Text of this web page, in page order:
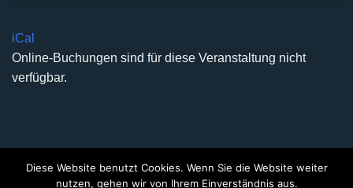
iCal
Online-Buchungen sind für diese Veranstaltung nicht
verfügbar.
DATENSCHUTZERKLÄRUNG IMPRESSUM KONTAKT
Diese Website benutzt Cookies. Wenn Sie die Website weiter
nutzen, gehen wir von Ihrem Einverständnis aus.